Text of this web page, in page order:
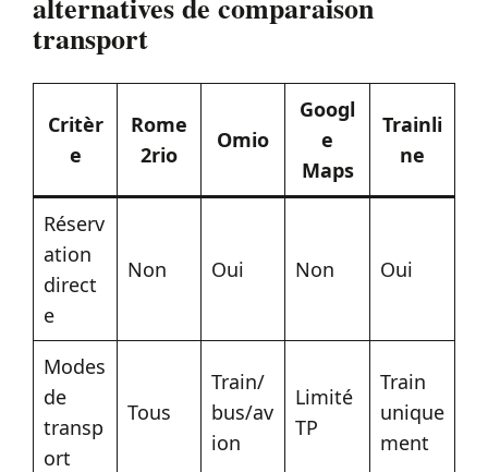
transport
Critèr
e
Rome
2rio
Omio
Googl
e
Maps
Trainli
ne
Réserv
ation
direct
e
Non Oui Non Oui
Modes
de
transp
ort
Tous
Train/
bus/av
ion
Limité
TP
Train
unique
ment